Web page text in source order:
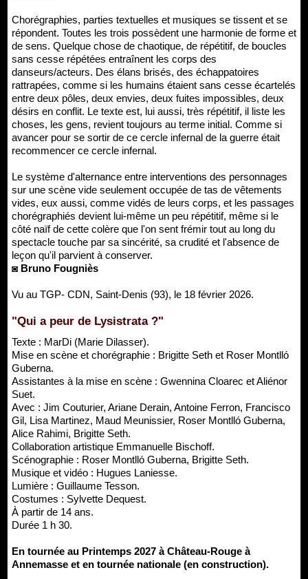
Chorégraphies, parties textuelles et musiques se tissent et se
répondent. Toutes les trois possèdent une harmonie de forme et
de sens. Quelque chose de chaotique, de répétitif, de boucles
sans cesse répétées entraînent les corps des
danseurs/acteurs. Des élans brisés, des échappatoires
rattrapées, comme si les humains étaient sans cesse écartelés
entre deux pôles, deux envies, deux fuites impossibles, deux
désirs en conflit. Le texte est, lui aussi, très répétitif, il liste les
choses, les gens, revient toujours au terme initial. Comme si
avancer pour se sortir de ce cercle infernal de la guerre était
recommencer ce cercle infernal.
Le système d'alternance entre interventions des personnages
sur une scène vide seulement occupée de tas de vêtements
vides, eux aussi, comme vidés de leurs corps, et les passages
chorégraphiés devient lui-même un peu répétitif, même si le
côté naïf de cette colère que l'on sent frémir tout au long du
spectacle touche par sa sincérité, sa crudité et l'absence de
leçon qu'il parvient à conserver.
◙ Bruno Fougniès
Vu au TGP- CDN, Saint-Denis (93), le 18 février 2026.
"Qui a peur de Lysistrata ?"
Texte : MarDi (Marie Dilasser).
Mise en scène et chorégraphie : Brigitte Seth et Roser Montlló
Guberna.
Assistantes à la mise en scène : Gwennina Cloarec et Aliénor
Suet.
Avec : Jim Couturier, Ariane Derain, Antoine Ferron, Francisco
Gil, Lisa Martinez, Maud Meunissier, Roser Montlló Guberna,
Alice Rahimi, Brigitte Seth.
Collaboration artistique Emmanuelle Bischoff.
Scénographie : Roser Montlló Guberna, Brigitte Seth.
Musique et vidéo : Hugues Laniesse.
Lumière : Guillaume Tesson.
Costumes : Sylvette Dequest.
À partir de 14 ans.
Durée 1 h 30.
En tournée au Printemps 2027 à Château-Rouge à
Annemasse et en tournée nationale (en construction).